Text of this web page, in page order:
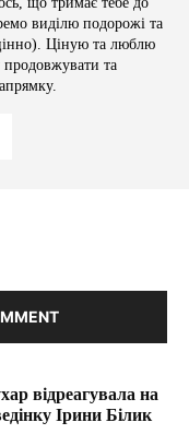
виділю подорожі та
Ціную та люблю
продовжувати та
відреагувала на
Ірини Білик